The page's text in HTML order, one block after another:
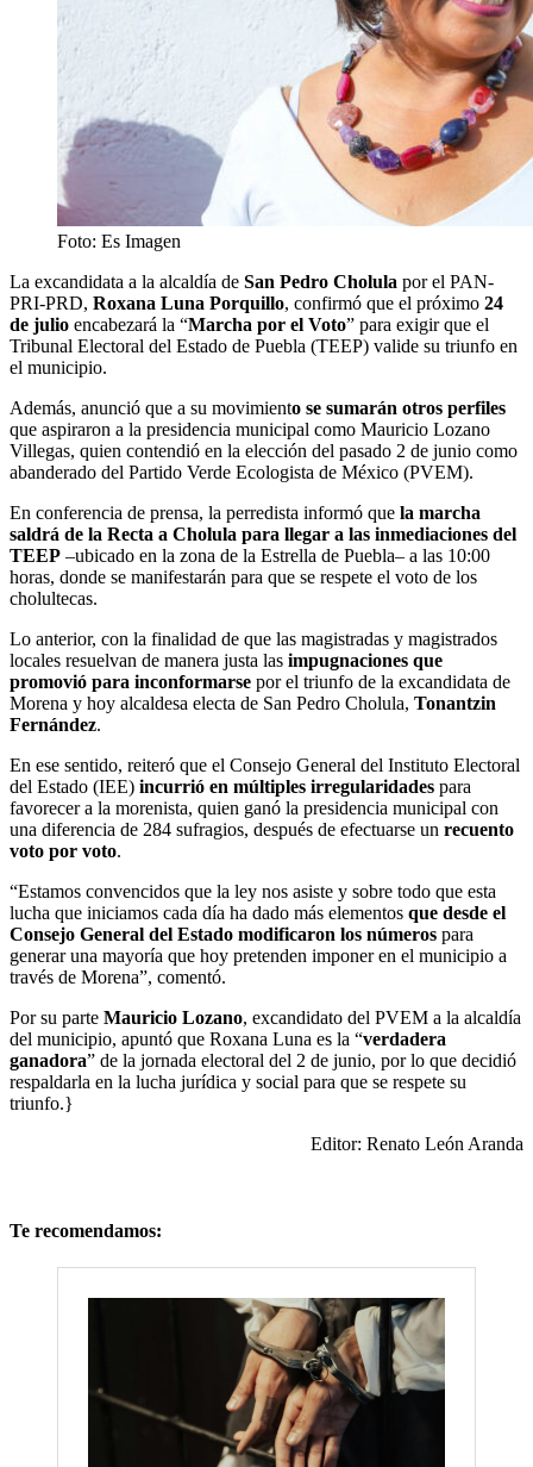
Foto: Es Imagen
La excandidata a la alcaldía de San Pedro Cholula por el PAN-
PRI-PRD, Roxana Luna Porquillo, confirmó que el próximo 24
de julio encabezará la “Marcha por el Voto” para exigir que el
Tribunal Electoral del Estado de Puebla (TEEP) valide su triunfo en
el municipio.
Además, anunció que a su movimiento se sumarán otros perfiles
que aspiraron a la presidencia municipal como Mauricio Lozano
Villegas, quien contendió en la elección del pasado 2 de junio como
abanderado del Partido Verde Ecologista de México (PVEM).
En conferencia de prensa, la perredista informó que la marcha
saldrá de la Recta a Cholula para llegar a las inmediaciones del
TEEP –ubicado en la zona de la Estrella de Puebla– a las 10:00
horas, donde se manifestarán para que se respete el voto de los
cholultecas.
Lo anterior, con la finalidad de que las magistradas y magistrados
locales resuelvan de manera justa las impugnaciones que
promovió para inconformarse por el triunfo de la excandidata de
Morena y hoy alcaldesa electa de San Pedro Cholula, Tonantzin
Fernández.
En ese sentido, reiteró que el Consejo General del Instituto Electoral
del Estado (IEE) incurrió en múltiples irregularidades para
favorecer a la morenista, quien ganó la presidencia municipal con
una diferencia de 284 sufragios, después de efectuarse un recuento
voto por voto.
“Estamos convencidos que la ley nos asiste y sobre todo que esta
lucha que iniciamos cada día ha dado más elementos que desde el
Consejo General del Estado modificaron los números para
generar una mayoría que hoy pretenden imponer en el municipio a
través de Morena”, comentó.
Por su parte Mauricio Lozano, excandidato del PVEM a la alcaldía
del municipio, apuntó que Roxana Luna es la “verdadera
ganadora” de la jornada electoral del 2 de junio, por lo que decidió
respaldarla en la lucha jurídica y social para que se respete su
triunfo.}
Editor: Renato León Aranda
Te recomendamos: